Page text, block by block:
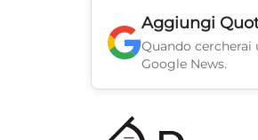
Aggiungi
Quando
Google News.